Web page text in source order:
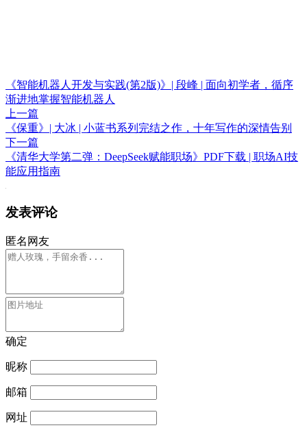
《智能机器人开发与实践(第2版)》| 段峰 | 面向初学者，循序
渐进地掌握智能机器人
上一篇
《保重》| 大冰 | 小蓝书系列完结之作，十年写作的深情告别
下一篇
《清华大学第二弹：DeepSeek赋能职场》PDF下载 | 职场AI技
能应用指南
发表评论
匿名网友
确定
昵称
邮箱
网址